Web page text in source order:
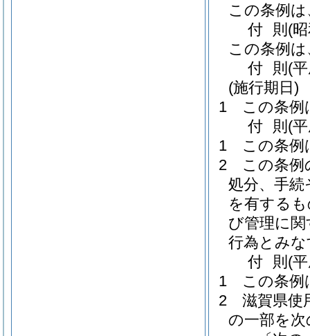
この条例
付 則 (
この条例
付 則 (
(施行期日)
1
この条例
付 則 (
1
この条例
2
この条例
処分、手
を有する
び管理に
行為とみな
付 則 (
1
この条例
2
滋賀県使
の一部を